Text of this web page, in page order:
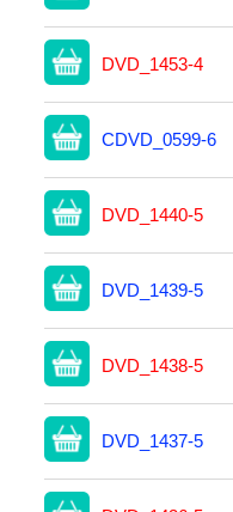
DVD_1453-4
CDVD_0599-6
DVD_1440-5
DVD_1439-5
DVD_1438-5
DVD_1437-5